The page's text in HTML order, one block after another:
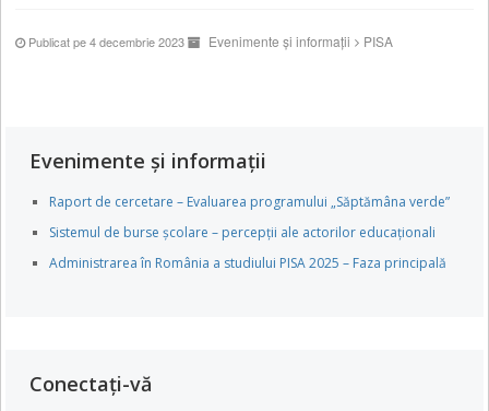
Publicat pe 4 decembrie 2023 Evenimente și informații PISA
Evenimente și informații
Raport de cercetare – Evaluarea programului „Săptămâna verde”
Sistemul de burse școlare – percepții ale actorilor educaționali
Administrarea în România a studiului PISA 2025 – Faza principală
Conectați-vă